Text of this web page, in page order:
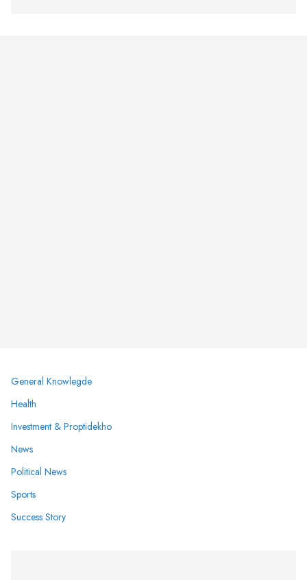
General Knowlegde
Health
Investment & Proptidekho
News
Political News
Sports
Success Story